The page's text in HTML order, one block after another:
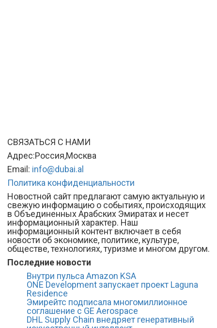
СВЯЗАТЬСЯ С НАМИ
Адрес:Россия,Москва
Email: info@dubai.al
Политика конфиденциальности
Новостной сайт предлагают самую актуальную и
свежую информацию о событиях, происходящих
в Объединенных Арабских Эмиратах и несет
информационный характер. Наш
информационный контент включает в себя
новости об экономике, политике, культуре,
обществе, технологиях, туризме и многом другом.
Последние новости
Внутри пульса Amazon KSA
ONE Development запускает проект Laguna
Residence
Эмирейтс подписала многомиллионное
соглашение с GE Aerospace
DHL Supply Chain внедряет генеративный